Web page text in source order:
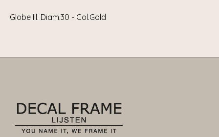
Globe Ill. Diam.30 - Col.Gold